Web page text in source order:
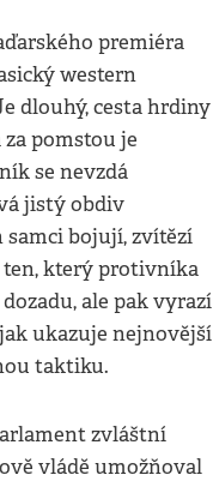
premiéra
western
dlouhý, cesta hrdiny
pomstou je
se nevzdá
jistý obdiv
samci bojují, zvítězí
který protivníka
ale pak vyrazí
ukazuje nejnovější
taktiku.
zvláštní
vládě umožňoval